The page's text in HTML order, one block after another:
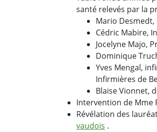
santé relevés par la
Mario Desmedt,
Cédric Mabire,
Jocelyne Majo,
Dominique
Yves Mengal,
Infirmières de
Blaise Vionnet,
Intervention de Mme
Révélation des
vaudois .